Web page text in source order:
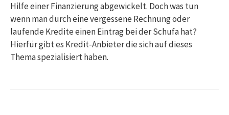
Hilfe einer Finanzierung abgewickelt. Doch was tun
wenn man durch eine vergessene Rechnung oder
laufende Kredite einen Eintrag bei der Schufa hat?
Hierfür gibt es Kredit-Anbieter die sich auf dieses
Thema spezialisiert haben.